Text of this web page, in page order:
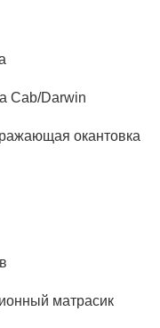
Cab/Darwin
окантовка
матрасик